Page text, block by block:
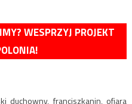
WESPRZYJ PROJEKT
duchowny, franciszkanin, ofiara